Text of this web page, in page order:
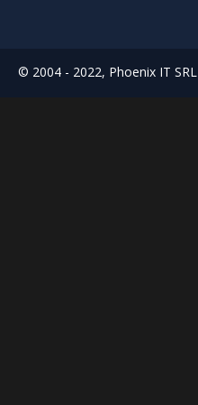
© 2004 - 2022, Phoenix IT SRL